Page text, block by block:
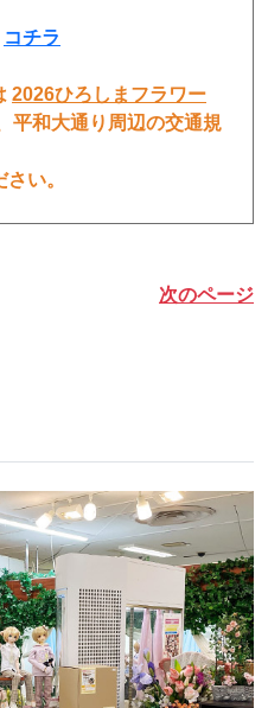
コチラ
2026ひろしまフラワー
平和大通り周辺の交通規
い。
次のページ